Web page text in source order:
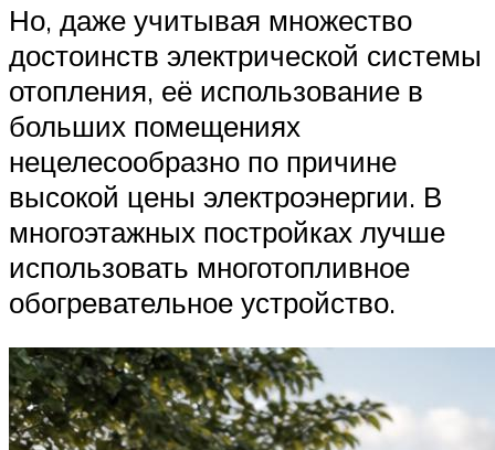
Но, даже учитывая множество
достоинств электрической системы
отопления, её использование в
больших помещениях
нецелесообразно по причине
высокой цены электроэнергии. В
многоэтажных постройках лучше
использовать многотопливное
обогревательное устройство.